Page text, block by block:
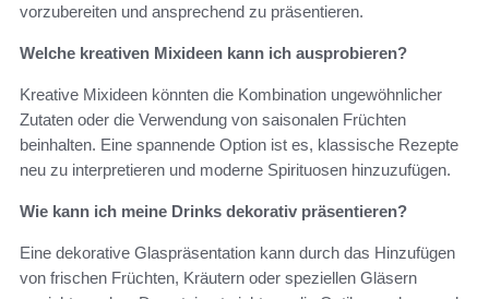
vorzubereiten und ansprechend zu präsentieren.
Welche kreativen Mixideen kann ich ausprobieren?
Kreative Mixideen könnten die Kombination ungewöhnlicher
Zutaten oder die Verwendung von saisonalen Früchten
beinhalten. Eine spannende Option ist es, klassische Rezepte
neu zu interpretieren und moderne Spirituosen hinzuzufügen.
Wie kann ich meine Drinks dekorativ präsentieren?
Eine dekorative Glaspräsentation kann durch das Hinzufügen
von frischen Früchten, Kräutern oder speziellen Gläsern